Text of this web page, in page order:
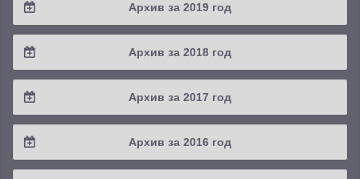
2022 / #1
2021 / #1
2020 / #3
2020 / #1
Архив за 2019 год
2019 / #4
2019 / #3
2019 / #1
Архив за 2018 год
2018 / #4
2018 / #3
Архив за 2017 год
2017 / #4
2017 / #3
Архив за 2016 год
2016 / #4